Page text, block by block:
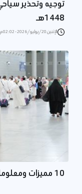
توجيه وتحذير
1448هـ
الإثنين 20/يوليو/2026 - 02:02 م
10 مميزات ومعلومات عن تأشيرة العمرة متعددة الدخول